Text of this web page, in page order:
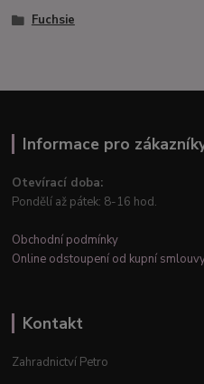
Fuchsie
Informace pro
Otevírací doba:
Pondělí až pátek: 8-16 hod.
Obchodní podmínky
Online odstoupení od kupní
Kontakt
Zahradnictví Petro